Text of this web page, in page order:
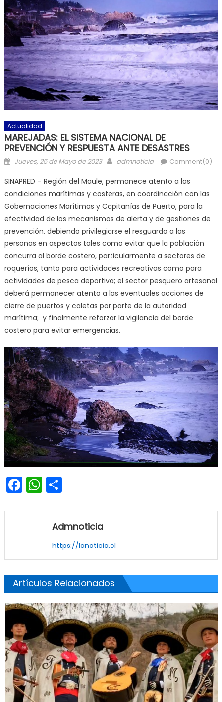
Actualidad
MAREJADAS: EL SISTEMA NACIONAL DE
PREVENCIÓN Y RESPUESTA ANTE DESASTRES
Posted on
Jueves, 25 de Mayo de 2023 Author
admnoticia Comment(0)
SINAPRED – Región del Maule, permanece atento a las
condiciones marítimas y costeras, en coordinación con las
Gobernaciones Marítimas y Capitanías de Puerto, para la
efectividad de los mecanismos de alerta y de gestiones de
prevención, debiendo privilegiarse el resguardo a las
personas en aspectos tales como evitar que la población
concurra al borde costero, particularmente a sectores de
roqueríos, tanto para actividades recreativas como para
actividades de pesca deportiva; el sector pesquero artesanal
deberá permanecer atento a las eventuales acciones de
cierre de puertos y caletas por parte de la autoridad
marítima; y finalmente reforzar la vigilancia del borde
costero para evitar emergencias.
Facebook
WhatsApp
Share
Admnoticia
https://lanoticia.cl
Artículos Relacionados